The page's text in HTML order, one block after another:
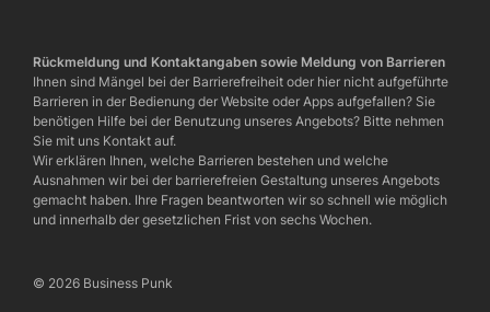
Rückmeldung und Kontaktangaben sowie Meldung von Barrieren
Ihnen sind Mängel bei der Barrierefreiheit oder hier nicht aufgeführte
Barrieren in der Bedienung der Website oder Apps aufgefallen? Sie
benötigen Hilfe bei der Benutzung unseres Angebots? Bitte nehmen
Sie mit uns Kontakt auf.
Wir erklären Ihnen, welche Barrieren bestehen und welche
Ausnahmen wir bei der barrierefreien Gestaltung unseres Angebots
gemacht haben. Ihre Fragen beantworten wir so schnell wie möglich
und innerhalb der gesetzlichen Frist von sechs Wochen.
© 2026 Business Punk